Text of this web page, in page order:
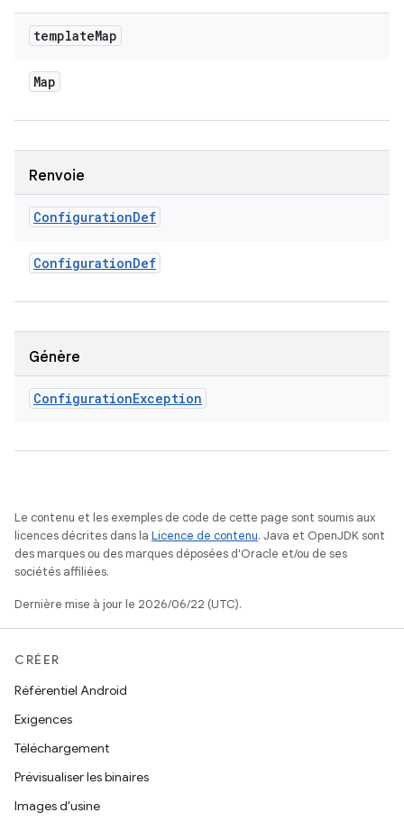
templateMap
Map
Renvoie
ConfigurationDef
ConfigurationDef
Génère
ConfigurationException
Le contenu et les exemples de code de cette page sont soumis aux
licences décrites dans la Licence de contenu. Java et OpenJDK sont
des marques ou des marques déposées d'Oracle et/ou de ses
sociétés affiliées.
Dernière mise à jour le 2026/06/22 (UTC).
CRÉER
Référentiel Android
Exigences
Téléchargement
Prévisualiser les binaires
Images d'usine